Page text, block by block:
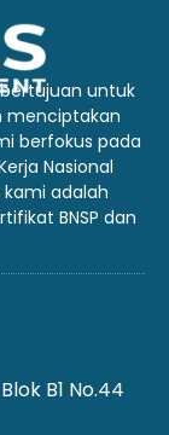
untuk
menciptakan
berfokus pada
Nasional
kami adalah
BNSP dan
B1 No.44